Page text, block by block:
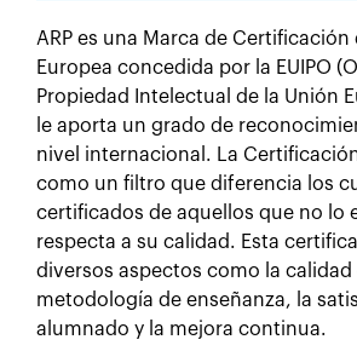
ARP es una Marca de Certificación
Europea concedida por la EUIPO
Propiedad Intelectual de la Unión
le aporta un grado de
nivel internacional. La
como un filtro que diferencia los
certificados de aquellos que no lo
respecta a su calidad. Esta
diversos aspectos como la calidad
metodología de enseñanza, la
alumnado y la mejora continua.